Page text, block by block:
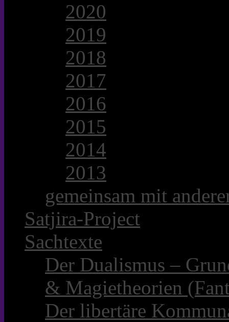
2020
2019
2018
2017
2016
2015
2014
2013
gemeinsam mit
Satjira-Project
Sachtexte
Der Dualismus –
& Magietheorien
Der libertäre